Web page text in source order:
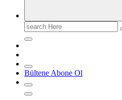
Search
for:
Bültene Abone Ol